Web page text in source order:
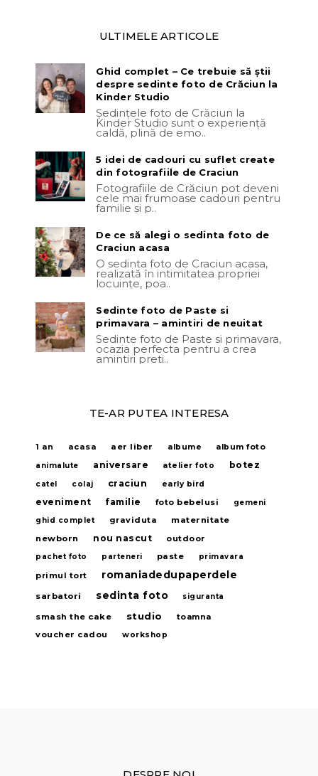
ULTIMELE ARTICOLE
Ghid complet – Ce trebuie să știi
despre sedinte foto de Crăciun la
Kinder Studio
Ședințele foto de Crăciun la
Kinder Studio sunt o experiență
caldă, plină de emo..
5 idei de cadouri cu suflet create
din fotografiile de Craciun
Fotografiile de Crăciun pot deveni
cele mai frumoase cadouri pentru
familie și p..
De ce să alegi o sedinta foto de
Craciun acasa
O sedinta foto de Craciun acasa,
realizată în intimitatea propriei
locuințe, poa..
Sedinte foto de Paste si
primavara – amintiri de neuitat
Sedinte foto de Paste si primavara,
ocazia perfecta pentru a crea
amintiri preti..
TE-AR PUTEA INTERESA
1 an acasa aer liber albume
album foto
animalute
aniversare atelier foto botez
catel colaj craciun early bird
eveniment familie foto bebelusi
gemeni
ghid complet
graviduta
maternitate
newborn
nou nascut outdoor
pachet foto parteneri paste primavara
primul tort romaniadedupaperdele
sarbatori sedinta foto siguranta
smash the cake studio toamna
voucher cadou workshop